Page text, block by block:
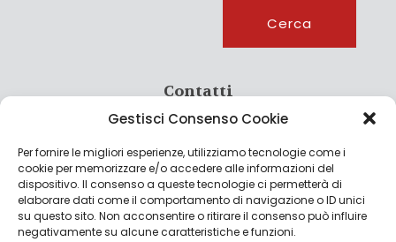
Gestisci Consenso Cookie
Per fornire le migliori esperienze, utilizziamo tecnologie come i
cookie per memorizzare e/o accedere alle informazioni del
dispositivo. Il consenso a queste tecnologie ci permetterà di
elaborare dati come il comportamento di navigazione o ID unici
su questo sito. Non acconsentire o ritirare il consenso può influire
negativamente su alcune caratteristiche e funzioni.
Cerca
Contatti
info@culturagroalimentare.com
Note legali